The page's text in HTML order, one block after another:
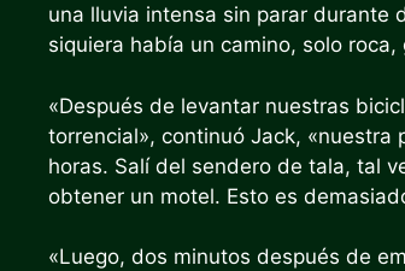
una lluvia intensa sin parar durante
siquiera había un camino, solo
«Después de levantar nuestras
torrencial», continuó Jack,
horas. Salí del sendero de tala, tal
obtener un motel. Esto es
«Luego, dos minutos después de